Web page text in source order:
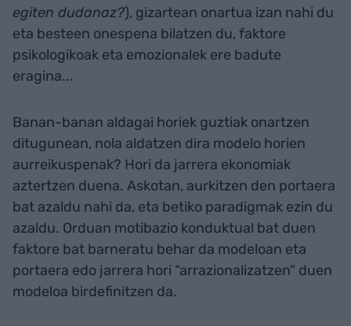
egiten dudanaz?), gizartean onartua izan nahi du
eta besteen onespena bilatzen du, faktore
psikologikoak eta emozionalek ere badute
eragina...
Banan-banan aldagai horiek guztiak onartzen
ditugunean, nola aldatzen dira modelo horien
aurreikuspenak? Hori da jarrera ekonomiak
aztertzen duena. Askotan, aurkitzen den portaera
bat azaldu nahi da, eta betiko paradigmak ezin du
azaldu. Orduan motibazio konduktual bat duen
faktore bat barneratu behar da modeloan eta
portaera edo jarrera hori “arrazionalizatzen” duen
modeloa birdefinitzen da.